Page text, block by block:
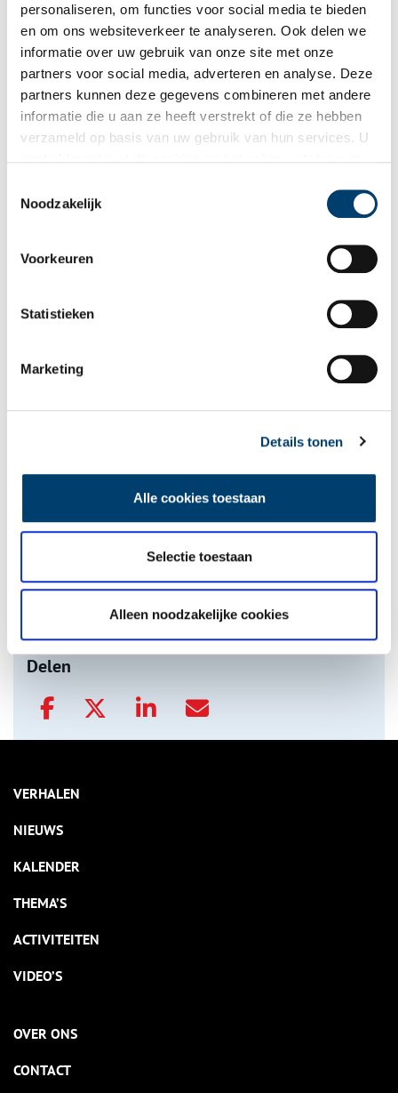
personaliseren, om functies voor social media te bieden
en om ons websiteverkeer te analyseren. Ook delen we
informatie over uw gebruik van onze site met onze
partners voor social media, adverteren en analyse. Deze
partners kunnen deze gegevens combineren met andere
informatie die u aan ze heeft verstrekt of die ze hebben
verzameld op basis van uw gebruik van hun services. U
Noodzakelijk
Voorkeuren
Statistieken
Marketing
Details tonen
Alle cookies toestaan
Selectie toestaan
Alleen noodzakelijke cookies
Bekijk meer video's
Een jaar rond in de Eendenkooi ’t Zand
Tien verdwenen pretparken
De eendenboeten op De Haukes
Delen
VERHALEN
NIEUWS
KALENDER
THEMA’S
ACTIVITEITEN
VIDEO’S
OVER ONS
CONTACT